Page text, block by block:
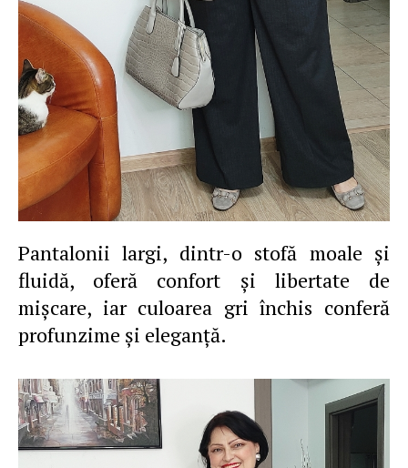
Pantalonii largi, dintr-o stofă moale şi
fluidă, oferă confort şi libertate de
mişcare, iar culoarea gri închis conferă
profunzime şi eleganţă.